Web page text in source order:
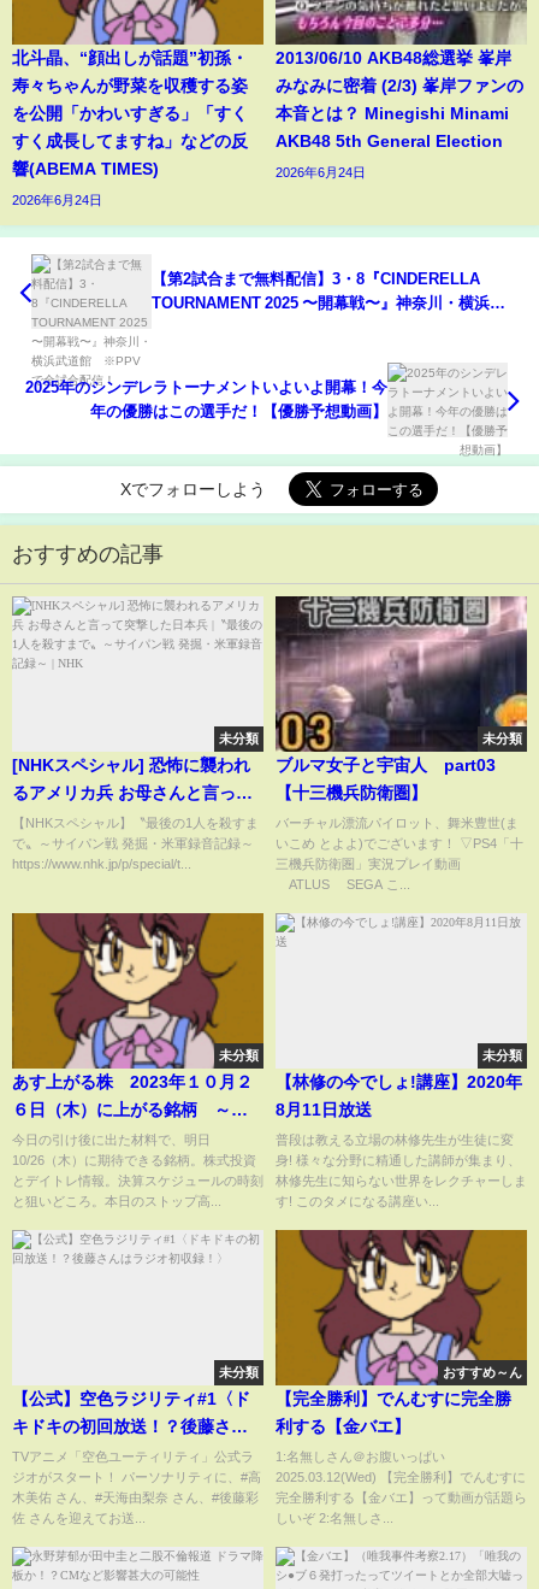
北斗晶、“顔出しが話題”初孫・
寿々ちゃんが野菜を収穫する姿
を公開「かわいすぎる」「すく
すく成長してますね」などの反
響(ABEMA TIMES)
2026年6月24日
2013/06/10 AKB48総選挙 峯岸
みなみに密着 (2/3) 峯岸ファンの
本音とは？ Minegishi Minami
AKB48 5th General Election
2026年6月24日
【第2試合まで無料配信】3・8『CINDERELLA
TOURNAMENT 2025 〜開幕戦〜』神奈川・横浜武
2025年のシンデレラトーナメントいよいよ開幕！今
年の優勝はこの選手だ！【優勝予想動画】
Xでフォローしよう
おすすめの記事
未分類
[NHKスペシャル] 恐怖に襲われ
るアメリカ兵 お母さんと言って
突撃した日本兵 |〝最後の1人を
殺すまで〟～サイパン戦 発掘・
米軍録音記録～ | NHK
【NHKスペシャル】〝最後の1人を殺すま
で〟～サイパン戦 発掘・米軍録音記録～
https://www.nhk.jp/p/special/t...
未分類
ブルマ女子と宇宙人 part03
【十三機兵防衛圏】
バーチャル漂流パイロット、舞米豊世(ま
いこめ とよよ)でございます！ ▽PS4「十
三機兵防衛圏」実況プレイ動画
©ATLUS ©SEGA こ...
未分類
あす上がる株 2023年１０月２
６日（木）に上がる銘柄 ～最
新の日本株での株式投資のお話
です。ＩＨＩが欠陥問題で赤字
下方修正、日野自動車が訴訟の
ＣＴＲＩＣの上場～
今日の引け後に出た材料で、明日
10/26（木）に期待できる銘柄。株式投資
とデイトレ情報。決算スケジュールの時刻
と狙いどころ。本日のストップ高...
未分類
【林修の今でしょ!講座】2020年
8月11日放送
普段は教える立場の林修先生が生徒に変
身! 様々な分野に精通した講師が集まり、
林修先生に知らない世界をレクチャーしま
す! このタメになる講座い...
未分類
【公式】空色ラジリティ#1〈ド
キドキの初回放送！？後藤さん
はラジオ初収録！〉
TVアニメ「空色ユーティリティ」公式ラ
ジオがスタート！ パーソナリティに、#高
木美佑 さん、#天海由梨奈 さん、#後藤彩
佐 さんを迎えてお送...
おすすめ～ん
【完全勝利】でんむすに完全勝
利する【金バエ】
1:名無しさん＠お腹いっぱい
2025.03.12(Wed) 【完全勝利】でんむすに
完全勝利する【金バエ】って動画が話題ら
しいぞ 2:名無しさ...